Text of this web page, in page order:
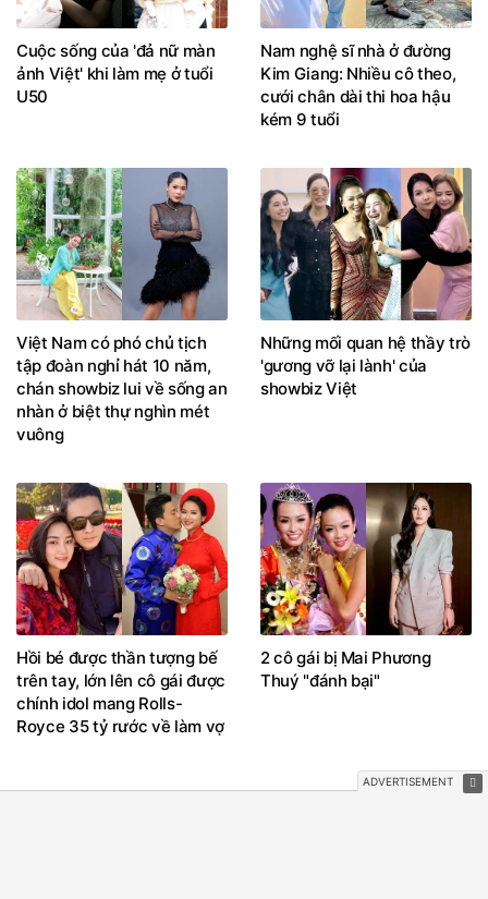
Cuộc sống của 'đả nữ màn
ảnh Việt' khi làm mẹ ở tuổi
U50
Nam nghệ sĩ nhà ở đường
Kim Giang: Nhiều cô theo,
cưới chân dài thi hoa hậu
kém 9 tuổi
Việt Nam có phó chủ tịch
tập đoàn nghỉ hát 10 năm,
chán showbiz lui về sống an
nhàn ở biệt thự nghìn mét
vuông
Những mối quan hệ thầy trò
'gương vỡ lại lành' của
showbiz Việt
Hồi bé được thần tượng bế
trên tay, lớn lên cô gái được
chính idol mang Rolls-
Royce 35 tỷ rước về làm vợ
2 cô gái bị Mai Phương
Thuý "đánh bại"